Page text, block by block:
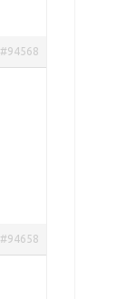
#94568
#94658